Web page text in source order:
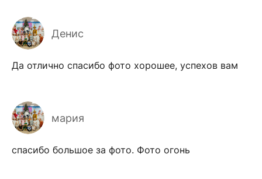
Денис
Да отлично спасибо фото хорошее, успехов вам
мария
спасибо большое за фото. Фото огонь